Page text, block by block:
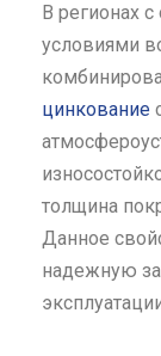
В регионах
условиями
цинкование
толщина
Данное
надежную